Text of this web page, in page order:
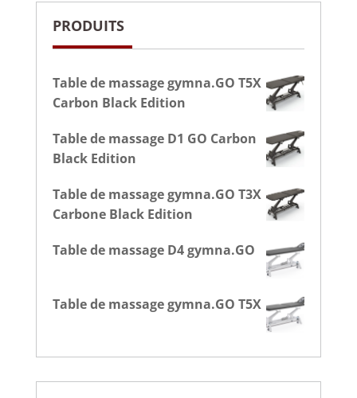
PRODUITS
Table de massage gymna.GO T5X
Carbon Black Edition
Table de massage D1 GO Carbon
Black Edition
Table de massage gymna.GO T3X
Carbone Black Edition
Table de massage D4 gymna.GO
Table de massage gymna.GO T5X